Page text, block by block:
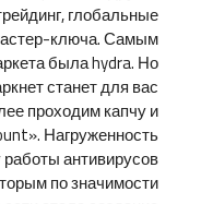
глобальные
ключа. Самым
была hydra. Но
станет для вас
проходим капчу и
Нагруженность
антивирусов
по значимости